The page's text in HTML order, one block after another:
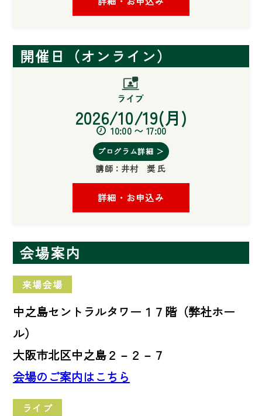
開催日（オンライン）
2026/10/19(月)
10:00 〜 17:00
プログラム詳細 ＞
講師： 井村 奨 氏
詳細・お申込み
会場案内
来場会場
中之島セントラルタワー１７階（弊社ホー
ル）
大阪市北区中之島２－２－７
会場のご案内はこちら
ライブ